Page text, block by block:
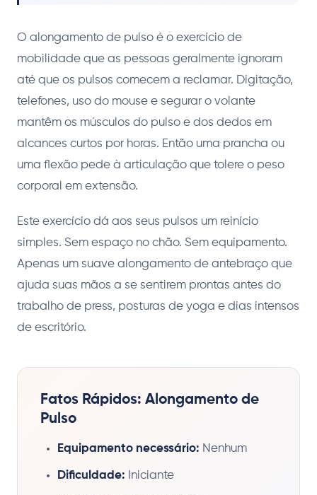
O alongamento de pulso é o exercício de
mobilidade que as pessoas geralmente ignoram
até que os pulsos comecem a reclamar. Digitação,
telefones, uso do mouse e segurar o volante
mantêm os músculos do pulso e dos dedos em
alcances curtos por horas. Então uma prancha ou
uma flexão pede à articulação que tolere o peso
corporal em extensão.
Este exercício dá aos seus pulsos um reinício
simples. Sem espaço no chão. Sem equipamento.
Apenas um suave alongamento de antebraço que
ajuda suas mãos a se sentirem prontas antes do
trabalho de press, posturas de yoga e dias intensos
de escritório.
Fatos Rápidos: Alongamento de
Pulso
Equipamento necessário: Nenhum
Dificuldade: Iniciante